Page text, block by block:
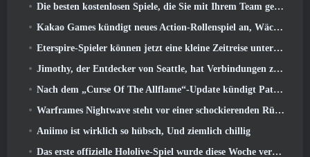
Die besten kostenlosen Spiele, die Sie mit Ihrem Team genießen können (2026)
Kakao Games kündigt neues Action-Rollenspiel an, Wächterin
Eterspire-Spieler können jetzt eine kleine Zeitreise unternehmen … als Belohnung
Jimothy, der Entdecker von Seattle, hat Verbindungen zu ArenaNet, Also fügen sie es natürlich zu Guild Wars hinzu 2
Nach dem „Curse Of The Allflame“-Update kündigt Path of Exile mehrere Änderungen an, die auf Feedback basieren
Warframes Nightwave steht vor einer schockierenden Rückkehr
Aniimo ist wirklich so hübsch, Und ziemlich chillig
Das erste offizielle Hololive-Spiel wurde diese Woche veröffentlicht